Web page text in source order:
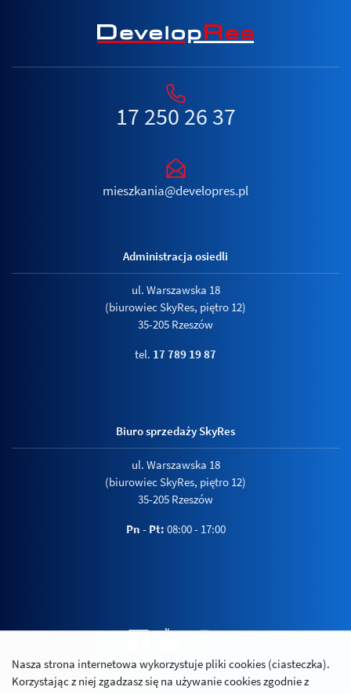
17 250 26 37
mieszkania@developres.pl
Administracja osiedli
ul. Warszawska 18
(biurowiec SkyRes, piętro 12)
35-205 Rzeszów
tel. 17 789 19 87
Biuro sprzedaży SkyRes
ul. Warszawska 18
(biurowiec SkyRes, piętro 12)
35-205 Rzeszów
Pn - Pt: 08:00 - 17:00
Polityka prywatności
Relacje inwestorskie
Nasza strona internetowa wykorzystuje pliki cookies (ciasteczka).
Korzystając z niej zgadzasz się na używanie cookies zgodnie z